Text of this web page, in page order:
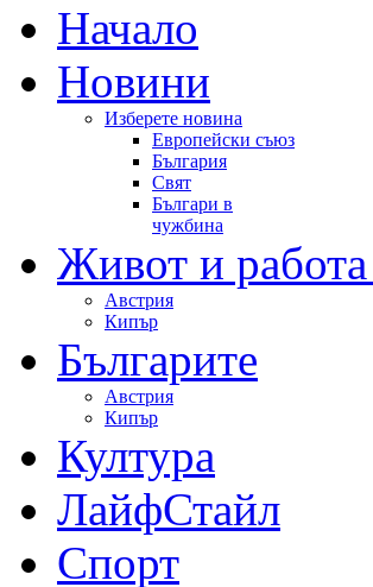
Начало
Новини
Изберете новина
Европейски съюз
България
Свят
Българи в
чужбина
Живот и
Австрия
Кипър
Българите
Австрия
Кипър
Култура
ЛайфСтайл
Спорт